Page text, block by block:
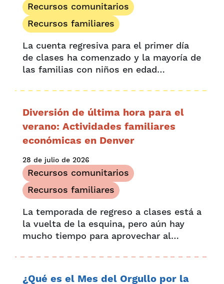
Recursos comunitarios
Recursos familiares
La cuenta regresiva para el primer día
de clases ha comenzado y la mayoría de
las familias con niños en edad
ahorros para la vuelta al cole. Con la
vuelta al cole llega una nueva lista de
artículos para...
Diversión de última hora para el
verano: Actividades familiares
económicas en Denver
28 de julio de 2026
Recursos comunitarios
Recursos familiares
La temporada de regreso a clases está a
la vuelta de la esquina, pero aún hay
mucho tiempo para aprovechar al
familiares en Denver. Agosto está lleno
de oportunidades para disfrutar en
¿Qué es el Mes del Orgullo por la